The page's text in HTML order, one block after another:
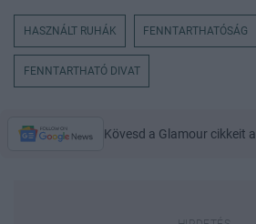
HASZNÁLT RUHÁK FENNTARTHATÓSÁG
FENNTARTHATÓ DIVAT
Kövesd a Glamour cikkeit a